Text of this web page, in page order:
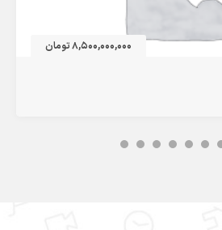
8,500,000,000 تومان